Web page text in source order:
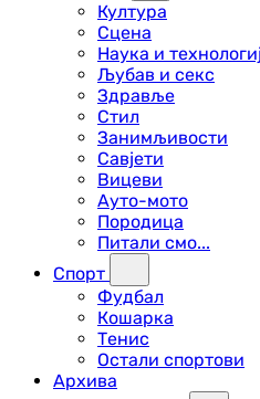
Култура
Сцена
Наука и
Љубав и секс
Здравље
Стил
Занимљивости
Савјети
Вицеви
Ауто-мото
Породица
Питали смо...
Спорт
Фудбал
Кошарка
Тенис
Остали спортови
Архива